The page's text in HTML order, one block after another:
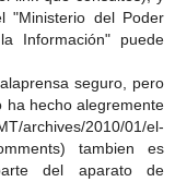
"Ministerio del Poder
Información" puede
seguro, pero
ha hecho alegremente
archives/2010/01/el-
tambien es
del aparato de